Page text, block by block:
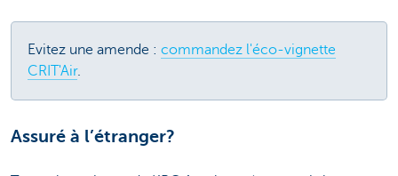
Evitez une amende : commandez l'éco-vignette
CRIT'Air.
Assuré à l’étranger?